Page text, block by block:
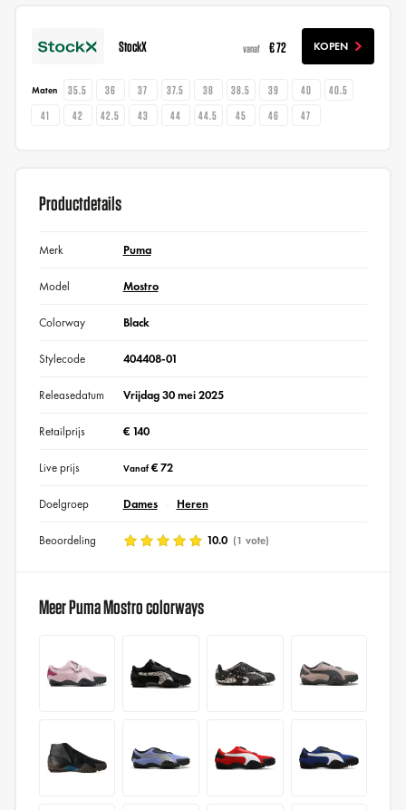
StockX vanaf € 72 KOPEN
Maten 35.5 36 37 37.5 38 38.5 39 40
40.5
41
42 42.5 43 44 44.5 45 46 47
Productdetails
Merk Puma
Model Mostro
Colorway Black
Stylecode 404408-01
Releasedatum Vrijdag 30 mei 2025
Retailprijs € 140
Live prijs Vanaf€ 72
Doelgroep Dames Heren
Beoordeling 10.0 (1 vote)
Meer Puma Mostro colorways